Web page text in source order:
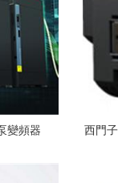
變頻器 西門